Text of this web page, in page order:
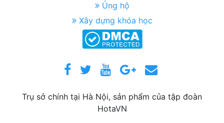
Ủng hộ
Xây dựng khóa học
Trụ sở chính tại Hà Nội, sản phẩm của tập đoàn
HotaVN